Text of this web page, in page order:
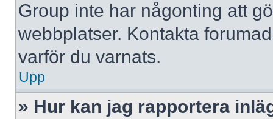
Group inte har någonting att
webbplatser. Kontakta
varför du varnats.
Upp
» Hur kan jag rapportera